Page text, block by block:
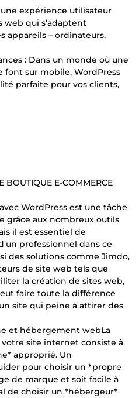
expérience utilisateur
web qui s’adaptent
appareils – ordinateurs,
: Dans un monde où une
font sur mobile, WordPress
parfaite pour vos clients,
BOUTIQUE E-COMMERCE
WordPress est une tâche
grâce aux nombreux outils
il est essentiel de
professionnel dans ce
des solutions comme Jimdo,
de site web tels que
la création de sites web,
faire toute la différence
site qui peine à attirer des
et hébergement webLa
site internet consiste à
approprié. Un
pour choisir un *propre
de marque et soit facile à
de choisir un *hébergeur*